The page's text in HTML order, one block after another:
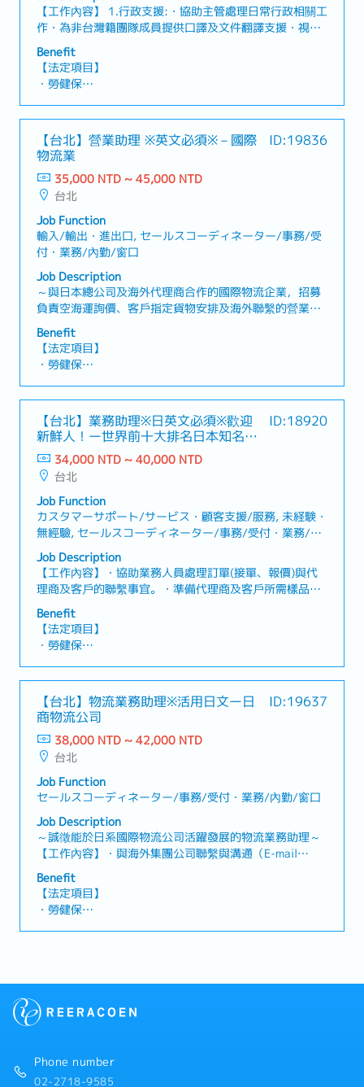
【工作內容】 1.行政支援:・協助主管處理日常行政相關工
作・為非台灣籍團隊成員提供口譯及文件翻譯支援・視需
求參與與業主、供應商及其他相關單位的會議，並擔任會
議口譯。 2.品質文件支援:・審查 EQP、檢驗程序手冊・
追蹤供應商提交製造紀錄及品質相關文件的進度・審查、
彙整並整理品質紀錄，提交給業主。【職缺魅力】・參與
大型發電廠專案建設，透過專案執行，實際支持台灣電力
接參與設備品質管理作業，深入了解品管工作對工程進度
及專案成果之影響，親身體會自身工作與專案推動成果間
的連結・擔任品管團隊之間的重要溝通窗口，直接參與跨
國協作與決策執行・與現場工程團隊、供應商及日本總公
Benefit
【法定項目】
・勞健保
・各種休假（特別休假、婚假、喪假、生理假、產檢假、
陪產假、產假、育嬰假）
・退休金
【公司福利】
・獎金 (年中/年終) *6月12月分發，過往平均約2個月
・員工健康檢查津貼
・伙食津貼 (含在薪資內)
・通勤津貼
【台北】營業助理 ※英文必須※－國際
物流業
ID:19836
35,000 NTD ~ 45,000 NTD
台北
Job Function
輸入/輸出・進出口, セールスコーディネーター/事務/受
付・業務/內勤/窗口
Job Description
～與日本總公司及海外代理商合作的國際物流企業，招募
負責空海運詢價、客戶指定貨物安排及海外聯繫的營業助
理～【工作內容】・協助業務人員及客戶經理處理日常業
務・處理客戶指定貨物及出貨相關作業・回覆既有客戶的
需求・處理空運及海運詢價、報價作業・以Email為主與海
外代理商進行聯繫及協調・建立及管理客戶信用額度・建
立及維護新客戶資料與相關紀錄・與公司內部相關部門聯
累積國際貿易及空海運實務知識。【產品／服務內容】・
國際物流服務・空運及海運服務・貨物運輸及進出口相關
服務
Benefit
【法定項目】
・勞健保
・各種休假（特別休假、婚假、喪假、生理假、產檢假、
陪產假、產假、育嬰假）
・退休金
【公司福利】
＜法定＞
※依照日本法律規定
・社會保險(健康保險、雇用保險、勞災保險、厚生年金保
險)
＜公司福利＞
・年終獎金
・業務津貼
・伙食津貼
・特別津貼
・員工旅遊
【台北】業務助理※日英文必須※歡迎
新鮮人！ー世界前十大排名日本知名連
接器大廠
ID:18920
34,000 NTD ~ 40,000 NTD
台北
Job Function
カスタマーサポート/サービス・顧客支援/服務, 未経験・
無經驗, セールスコーディネーター/事務/受付・業務/內
勤/窗口
Job Description
【工作內容】・協助業務人員處理訂單(接單、報價)與代
理商及客戶的聯繫事宜。・準備代理商及客戶所需樣品及
文件，電話及e-mail回覆並確認相關問題需求。・保持與
客戶、代理商及海外各據點間之聯繫，電話及e-mail回覆
並確認及調整交貨日期。・協助業務人員控管出貨，並處
理出貨相關文件作業。・負責追蹤工廠生產及協調出貨進
度，並隨時掌控進度。・協助業務人員處理銷售業務相關
Benefit
【法定項目】
・勞健保
・各種休假（特別休假、婚假、喪假、生理假、產檢假、
陪產假、產假、育嬰假）
・退休金
【公司福利】
・ 年度獎金 (夏季及冬季，2次/年) *視公司業績目標達成
獎金發放。職務類別，個人績效及整體業績達成情況，有
所不同。過往平均約2個月以上。
・完備的教育訓練制度 (公司內部教育訓練與外部專業機
構研修，並提供自我進修機會)
・人事考評 (1次/年) *根據工作表現，具調薪機會
・外語學習補助
・員工旅遊
・員工健康檢查
・交通津貼
・三節獎金 (春節.端午.中秋)
・生日禮金
(工讀生及約聘人員非比照正職福利)
【台北】物流業務助理※活用日文ー日
商物流公司
ID:19637
38,000 NTD ~ 42,000 NTD
台北
Job Function
セールスコーディネーター/事務/受付・業務/內勤/窗口
Job Description
～誠徵能於日系國際物流公司活躍發展的物流業務助理～
【工作內容】・與海外集團公司聯繫與溝通（E-mail
等）・客戶對應與關係維護（E-mail 等）・資料整理、數
據分析及文件製作・協助業務相關工作（報價單製作、市
場資訊蒐集等）・針對客戶提出的問題（如物流相關法
規、進出口規定等）進行調查並回覆・運用空運、海運、
鐵路及卡車等運輸方式，協調並安排國際貨物進出口運輸
Benefit
【法定項目】
・勞健保
【公司福利】
獎金：固定1.25個月＋變動獎金（依公司業績發放）
Phone number
02-2718-9585